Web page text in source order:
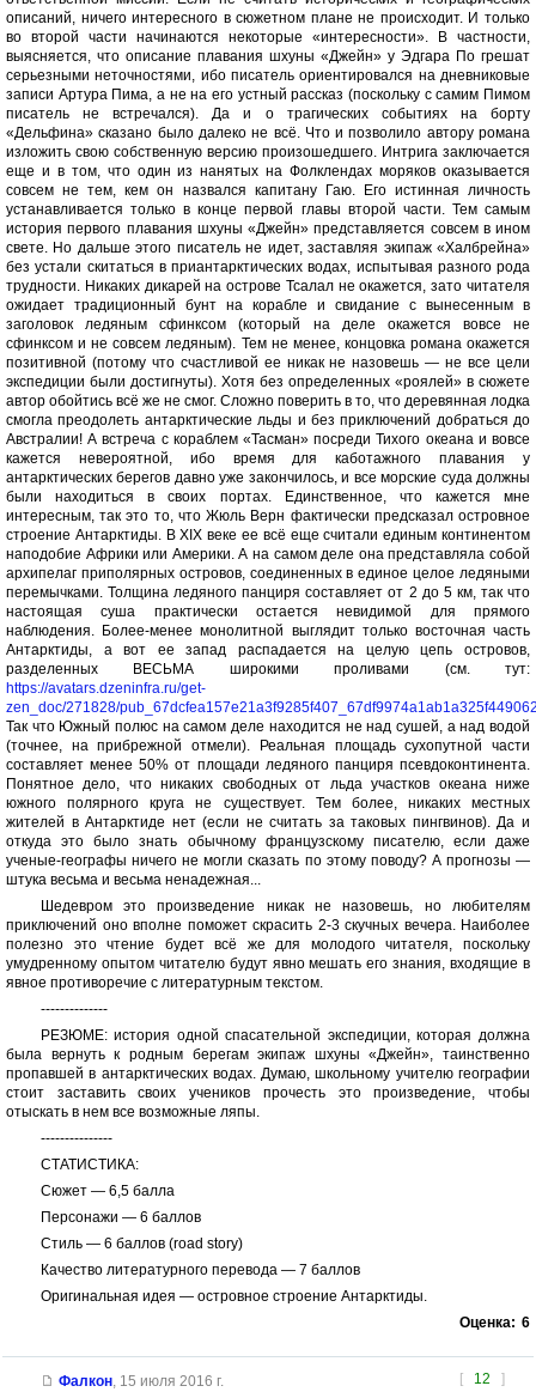
описаний, ничего интересного в сюжетном плане не происходит. И только
во второй части начинаются некоторые «интересности». В частности,
выясняется, что описание плавания шхуны «Джейн» у Эдгара По грешат
серьезными неточностями, ибо писатель ориентировался на дневниковые
записи Артура Пима, а не на его устный рассказ (поскольку с самим Пимом
писатель не встречался). Да и о трагических событиях на борту
«Дельфина» сказано было далеко не всё. Что и позволило автору романа
изложить свою собственную версию произошедшего. Интрига заключается
еще и в том, что один из нанятых на Фолклендах моряков оказывается
совсем не тем, кем он назвался капитану Гаю. Его истинная личность
устанавливается только в конце первой главы второй части. Тем самым
история первого плавания шхуны «Джейн» представляется совсем в ином
свете. Но дальше этого писатель не идет, заставляя экипаж «Халбрейна»
без устали скитаться в приантарктических водах, испытывая разного рода
трудности. Никаких дикарей на острове Тсалал не окажется, зато читателя
ожидает традиционный бунт на корабле и свидание с вынесенным в
заголовок ледяным сфинксом (который на деле окажется вовсе не
сфинксом и не совсем ледяным). Тем не менее, концовка романа окажется
позитивной (потому что счастливой ее никак не назовешь — не все цели
экспедиции были достигнуты). Хотя без определенных «роялей» в сюжете
автор обойтись всё же не смог. Сложно поверить в то, что деревянная лодка
смогла преодолеть антарктические льды и без приключений добраться до
Австралии! А встреча с кораблем «Тасман» посреди Тихого океана и вовсе
кажется невероятной, ибо время для каботажного плавания у
антарктических берегов давно уже закончилось, и все морские суда должны
были находиться в своих портах. Единственное, что кажется мне
интересным, так это то, что Жюль Верн фактически предсказал островное
строение Антарктиды. В XIX веке ее всё еще считали единым континентом
наподобие Африки или Америки. А на самом деле она представляла собой
архипелаг приполярных островов, соединенных в единое целое ледяными
перемычками. Толщина ледяного панциря составляет от 2 до 5 км, так что
настоящая суша практически остается невидимой для прямого
наблюдения. Более-менее монолитной выглядит только восточная часть
Антарктиды, а вот ее запад распадается на целую цепь островов,
разделенных ВЕСЬМА широкими проливами (см. тут:
https://avatars.dzeninfra.ru/get-
zen_doc/271828/
Так что Южный полюс на самом деле находится не над сушей, а над водой
(точнее, на прибрежной отмели). Реальная площадь сухопутной части
составляет менее 50% от площади ледяного панциря псевдоконтинента.
Понятное дело, что никаких свободных от льда участков океана ниже
южного полярного круга не существует. Тем более, никаких местных
жителей в Антарктиде нет (если не считать за таковых пингвинов). Да и
откуда это было знать обычному французскому писателю, если даже
ученые-географы ничего не могли сказать по этому поводу? А прогнозы —
штука весьма и весьма ненадежная...
Шедевром это произведение никак не назовешь, но любителям
приключений оно вполне поможет скрасить 2-3 скучных вечера. Наиболее
полезно это чтение будет всё же для молодого читателя, поскольку
умудренному опытом читателю будут явно мешать его знания, входящие в
явное противоречие с литературным текстом.
--------------
РЕЗЮМЕ: история одной спасательной экспедиции, которая должна
была вернуть к родным берегам экипаж шхуны «Джейн», таинственно
пропавшей в антарктических водах. Думаю, школьному учителю географии
стоит заставить своих учеников прочесть это произведение, чтобы
отыскать в нем все возможные ляпы.
---------------
СТАТИСТИКА:
Сюжет — 6,5 балла
Персонажи — 6 баллов
Стиль — 6 баллов (road story)
Качество литературного перевода — 7 баллов
Оригинальная идея — островное строение Антарктиды.
Оценка: 6
[ 12 ]
Фалкон, 15 июля 2016 г.